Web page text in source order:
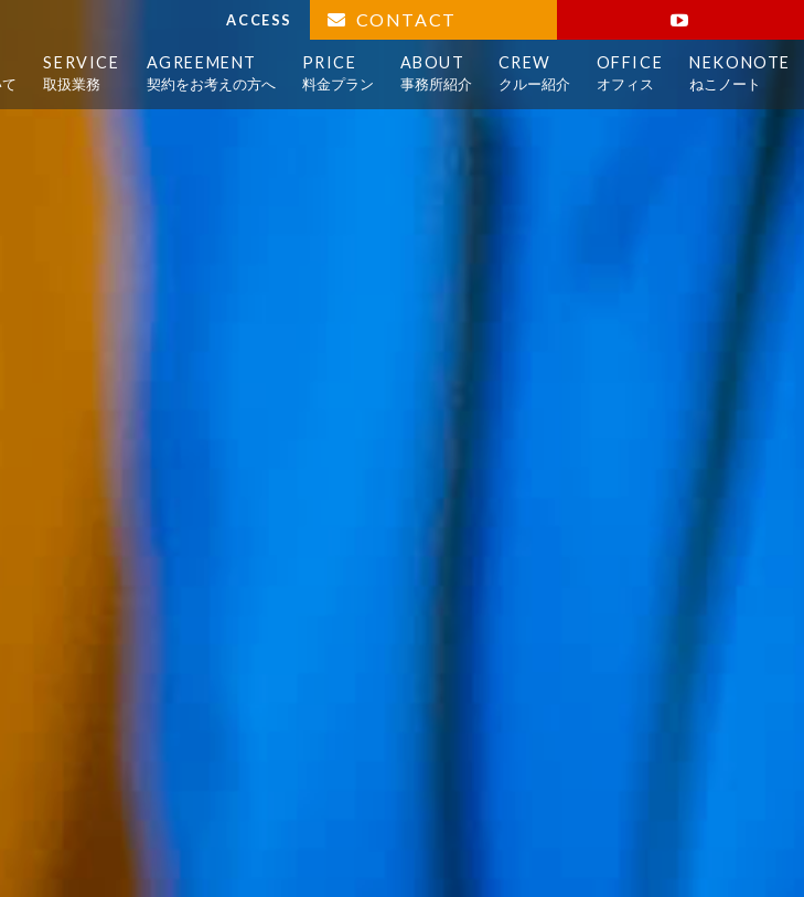
ACCESS CONTACT
SERVICE
取扱業務
AGREEMENT
契約をお考えの方へ
PRICE
料金プラン
ABOUT
事務所紹介
CREW
クルー紹介
OFFICE
オフィス
NEKONOTE
ねこノート